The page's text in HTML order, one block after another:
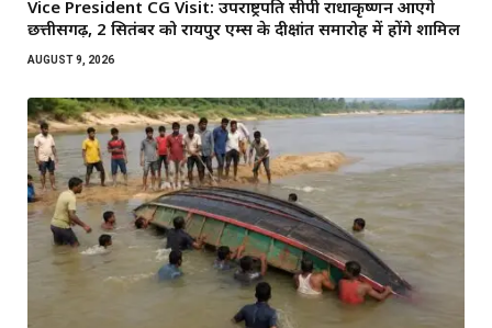
Vice President CG Visit: उपराष्ट्रपति सीपी राधाकृष्णन आएंगे
छत्तीसगढ़, 2 सितंबर को रायपुर एम्स के दीक्षांत समारोह में होंगे शामिल
AUGUST 9, 2026